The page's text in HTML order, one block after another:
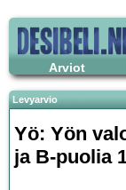
Arviot
Levyarvio
Yö: Yön
ja B-puolia